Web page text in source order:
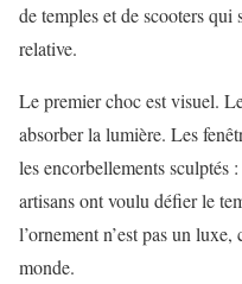
de temples et de scooters
relative.
Le premier choc est visuel.
absorber la lumière. Les
les encorbellements sculptés
artisans ont voulu défier le
l’ornement n’est pas un
monde.